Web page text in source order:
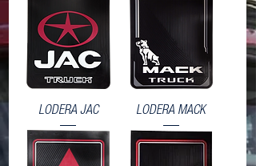
LODERA JAC LODERA MACK